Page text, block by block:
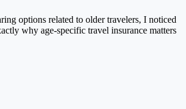
options related to older travelers, I noticed
why age-specific travel insurance matters